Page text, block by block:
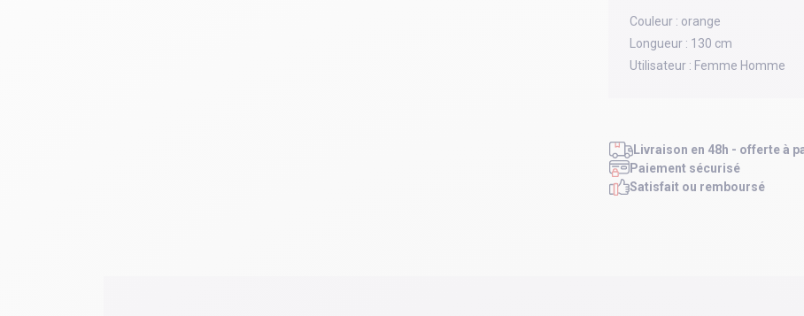
Couleur : orange
Longueur : 130 cm
Utilisateur : Femme Homme
Livraison en 48h - offerte à
Paiement sécurisé
Satisfait ou remboursé